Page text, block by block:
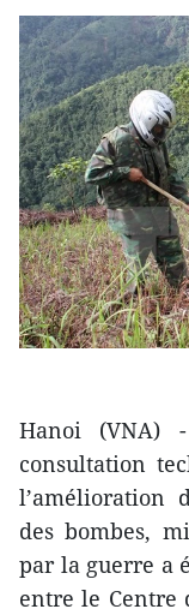
Hanoi (VNA)
consultation
l’amélioration
des bombes,
par la guerre a
entre le Centre